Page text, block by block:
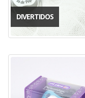
DIVERTIDOS